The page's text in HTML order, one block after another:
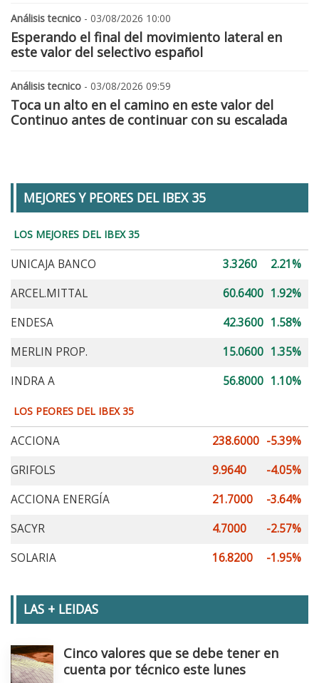
Análisis tecnico - 03/08/2026 10:00
Esperando el final del movimiento lateral en
este valor del selectivo español
Análisis tecnico - 03/08/2026 09:59
Toca un alto en el camino en este valor del
Continuo antes de continuar con su escalada
MEJORES Y PEORES DEL IBEX 35
LOS MEJORES DEL IBEX 35
UNICAJA BANCO 3.3260
2.21%
ARCEL.MITTAL
60.6400 1.92%
ENDESA
42.3600 1.58%
MERLIN PROP.
15.0600 1.35%
INDRA A
56.8000 1.10%
LOS PEORES DEL IBEX 35
ACCIONA 238.6000 -5.39%
GRIFOLS
9.9640
-4.05%
ACCIONA ENERGÍA
21.7000
-3.64%
SACYR
4.7000
-2.57%
SOLARIA
16.8200 -1.95%
LAS + LEIDAS
Cinco valores que se debe tener en
cuenta por técnico este lunes